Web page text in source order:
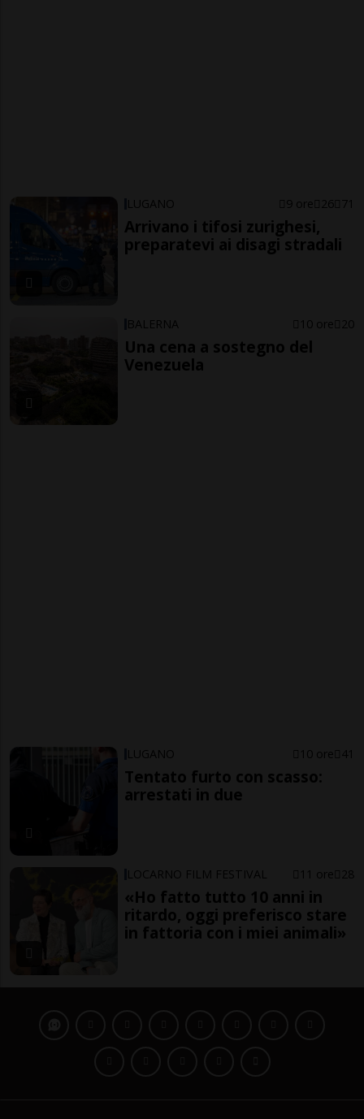
LUGANO 9 ore 26 71
Arrivano i tifosi zurighesi,
preparatevi ai disagi stradali
BALERNA 10 ore 20
Una cena a sostegno del
Venezuela
LUGANO 10 ore 41
Tentato furto con scasso:
arrestati in due
LOCARNO FILM FESTIVAL 11 ore 28
«Ho fatto tutto 10 anni in
ritardo, oggi preferisco stare
in fattoria con i miei animali»